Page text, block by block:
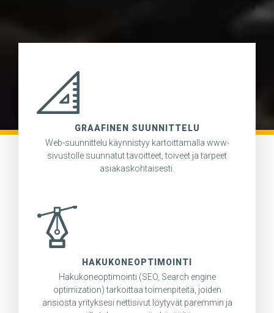
GRAAFINEN SUUNNITTELU
Web-suunnittelu käynnistyy kartoittamalla www-
sivustolle suunnatut tavoitteet, toiveet ja tarpeet
asiakaskohtaisesti.
HAKUKONEOPTIMOINTI
Hakukoneoptimointi (SEO, Search engine
optimization) tarkoittaa toimenpiteitä, joiden
ansiosta yrityksesi nettisivut löytyvät paremmin ja